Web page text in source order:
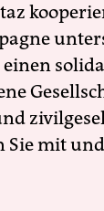
Sie mit